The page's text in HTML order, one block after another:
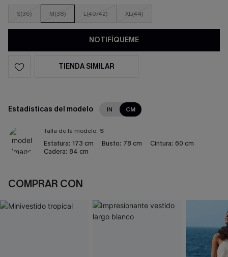
S(36) M(38) L(40/42) XL(44)
NOTIFÍQUEME
TIENDA SIMILAR
Estadísticas del modelo IN CM
Talla de la modelo: S
Estatura: 173 cm Busto: 78 cm Cintura: 60 cm
Cadera: 84 cm
COMPRAR CON